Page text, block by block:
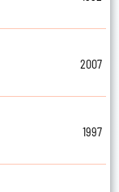
2007
1997